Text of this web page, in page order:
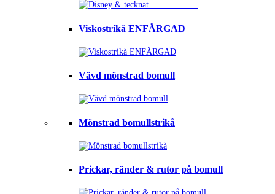
Viskostrikå ENFÄRGAD
Vävd mönstrad bomull
Mönstrad bomullstrikå
Prickar, ränder & rutor på bomull